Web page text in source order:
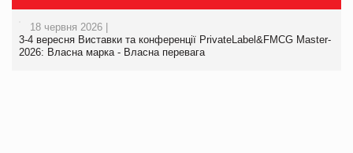
18 червня 2026 |
3-4 вересня Виставки та конференції PrivateLabel&FMCG Master-
2026: Власна марка - Власна перевага